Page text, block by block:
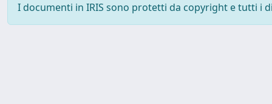
I documenti in IRIS sono protetti da copyright e tutti i